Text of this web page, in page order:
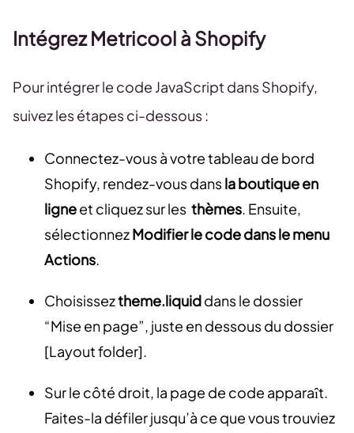
Intégrez Metricool à Shopify
Pour intégrer le code JavaScript dans Shopify,
suivez les étapes ci-dessous :
Connectez-vous à votre tableau de bord
Shopify, rendez-vous dansla boutique en
ligneet cliquez sur les thèmes. Ensuite,
sélectionnezModifier le code dans le menu
Actions.
Choisisseztheme.liquiddans le dossier
“Mise en page”, juste en dessous du dossier
[Layout folder].
Sur le côté droit, la page de code apparaît.
Faites-la défiler jusqu’à ce que vous trouviez